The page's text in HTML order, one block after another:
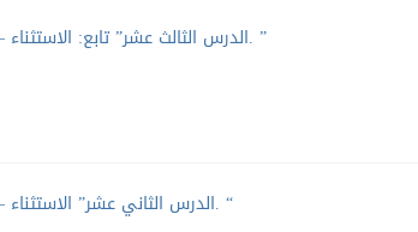
الدرس الثالث عشر” تابع: الاستثناء – دراسة تطبيقية. ”
الدرس الثاني عشر” الاستثناء – دراسة تطبيقية. “